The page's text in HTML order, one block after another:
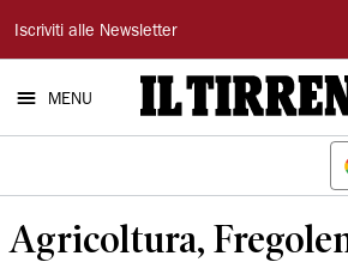
Il
Tirreno
Iscriviti alle Newsletter
MENU
Agricoltura,